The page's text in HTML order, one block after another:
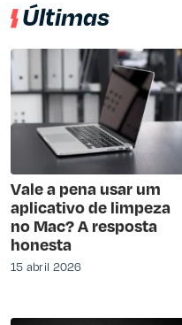
Últimas
Vale a pena usar um
aplicativo de limpeza
no Mac? A resposta
honesta
15 abril 2026